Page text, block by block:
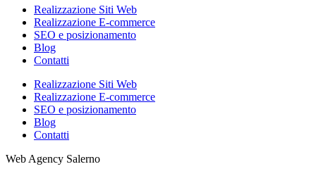
Realizzazione Siti Web
Realizzazione E-commerce
SEO e posizionamento
Blog
Contatti
Realizzazione Siti Web
Realizzazione E-commerce
SEO e posizionamento
Blog
Contatti
Web Agency Salerno